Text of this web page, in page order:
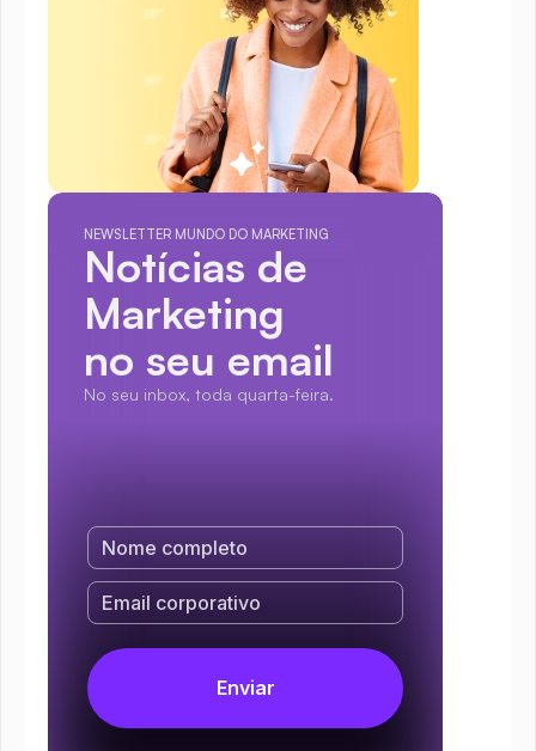
NEWSLETTER MUNDO DO MARKETING
Notícias de
Marketing
no seu email
No seu inbox, toda quarta-feira.